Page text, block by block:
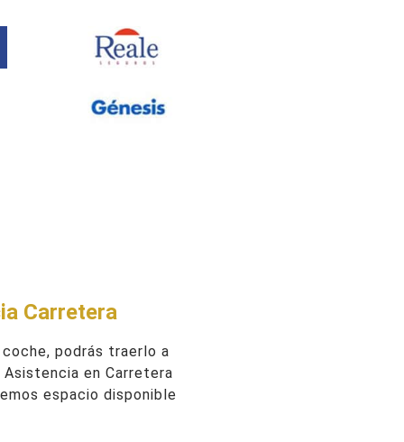
Carretera
podrás traerlo a
en Carretera
espacio disponible